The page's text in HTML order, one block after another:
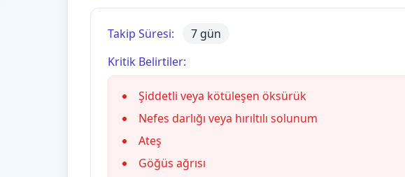
Takip Süresi:
7 gün
Kritik Belirtiler:
Şiddetli veya kötüleşen öksürük
Nefes darlığı veya hırıltılı solunum
Ateş
Göğüs ağrısı